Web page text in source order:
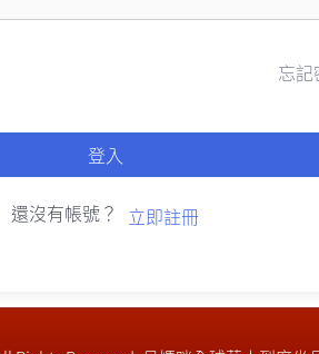
忘記
登入
還沒有帳號？ 立即註冊